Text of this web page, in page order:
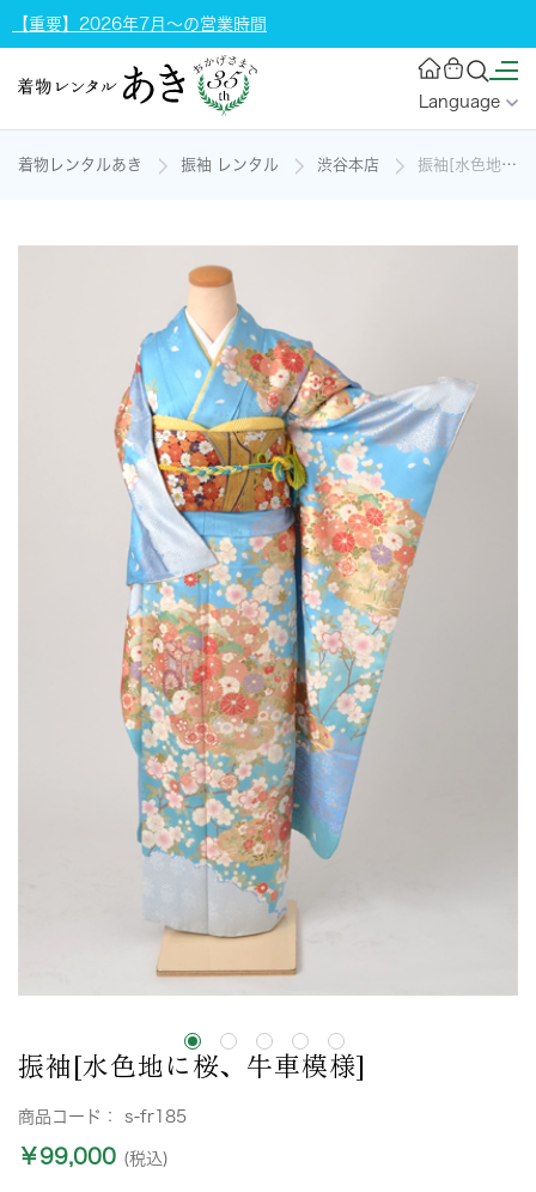
【重要】2026年7月～の営業時間
Language
着物レンタルあき 振袖 レンタル 渋谷本店 振袖[水色地に桜、牛車模様]の着物レンタル
振袖[水色地に桜、牛車模様]
商品コード： s-fr185
￥99,000 (税込)